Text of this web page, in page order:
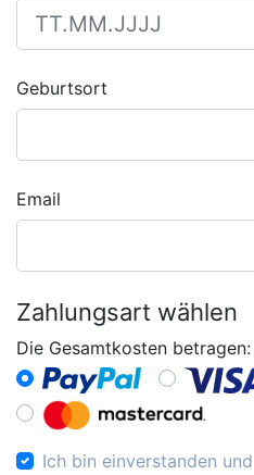
Geburtsort
Email
Zahlungsart wählen
Die Gesamtkosten betragen:
Ich bin einverstanden